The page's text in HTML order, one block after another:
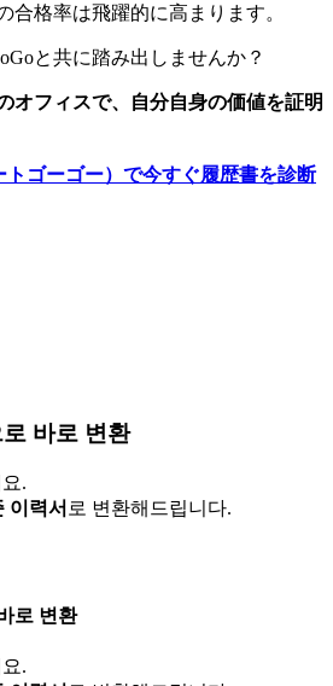
合格率は飛躍的に高まります。
と共に踏み出しませんか？
オフィスで、自分自身の価値を証明
トゴーゴー）で今すぐ履歴書を診断
바로 변환
.
이력서 로 변환해드립니다.
로 변환
.